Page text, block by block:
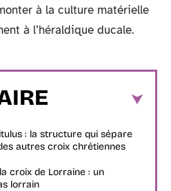
à la culture matérielle
à l’héraldique ducale.
: la structure qui sépare
autres croix chrétiennes
croix de Lorraine : un
lorrain